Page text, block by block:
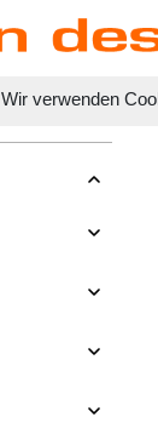
Wir verwenden